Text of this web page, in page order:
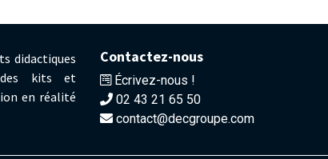
didactiques
des kits et
en réalité
Contactez-nous
Écrivez-nous !
02 43 21 65 50
contact@decgroupe.com